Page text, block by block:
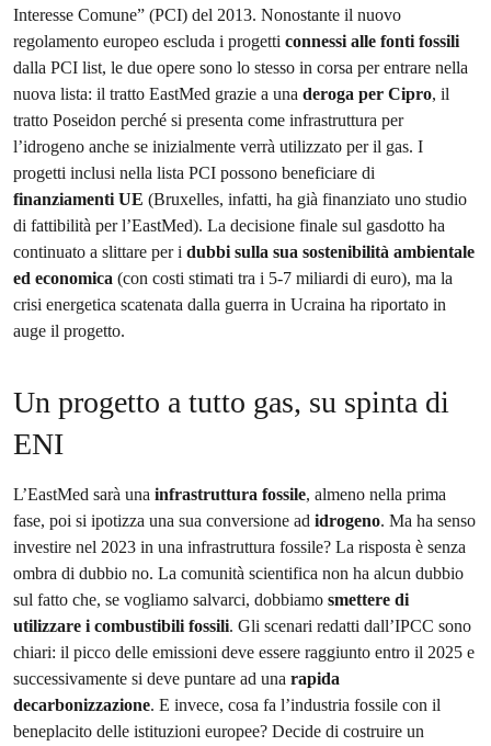
Interesse Comune” (PCI) del 2013. Nonostante il nuovo
regolamento europeo escluda i progetti connessi alle fonti fossili
dalla PCI list, le due opere sono lo stesso in corsa per entrare nella
nuova lista: il tratto EastMed grazie a una deroga per Cipro, il
tratto Poseidon perché si presenta come infrastruttura per
l’idrogeno anche se inizialmente verrà utilizzato per il gas. I
progetti inclusi nella lista PCI possono beneficiare di
finanziamenti UE (Bruxelles, infatti, ha già finanziato uno studio
di fattibilità per l’EastMed). La decisione finale sul gasdotto ha
continuato a slittare per i dubbi sulla sua sostenibilità ambientale
ed economica (con costi stimati tra i 5-7 miliardi di euro), ma la
crisi energetica scatenata dalla guerra in Ucraina ha riportato in
auge il progetto.
Un progetto a tutto gas, su spinta di
ENI
L’EastMed sarà una infrastruttura fossile, almeno nella prima
fase, poi si ipotizza una sua conversione ad idrogeno. Ma ha senso
investire nel 2023 in una infrastruttura fossile? La risposta è senza
ombra di dubbio no. La comunità scientifica non ha alcun dubbio
sul fatto che, se vogliamo salvarci, dobbiamo smettere di
utilizzare i combustibili fossili. Gli scenari redatti dall’IPCC sono
chiari: il picco delle emissioni deve essere raggiunto entro il 2025 e
successivamente si deve puntare ad una rapida
decarbonizzazione. E invece, cosa fa l’industria fossile con il
beneplacito delle istituzioni europee? Decide di costruire un